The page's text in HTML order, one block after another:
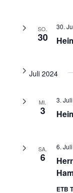
SO.
30
30.
Juli 2024
MI.
3
3.
SA.
6
6.
ETB